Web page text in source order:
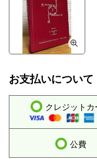
お支払いについて
クレジットカ
公費